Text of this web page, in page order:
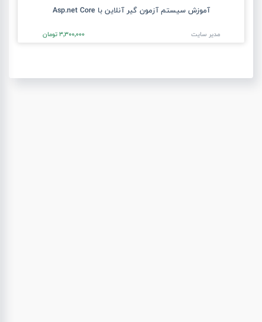
آموزش سیستم آزمون گیر آنلاین با Asp.net Core
مدیر سایت 3٬300٬000 تومان